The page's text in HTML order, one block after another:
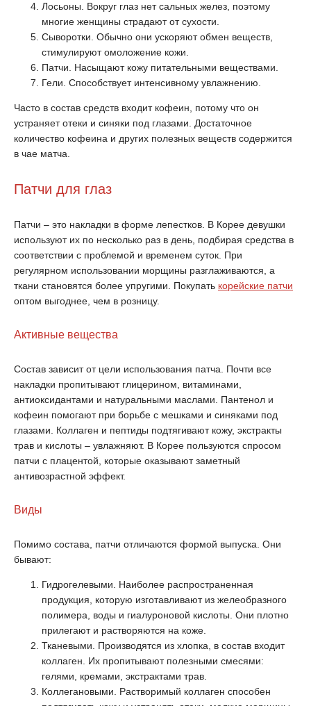
Лосьоны. Вокруг глаз нет сальных желез, поэтому
многие женщины страдают от сухости.
Сыворотки. Обычно они ускоряют обмен веществ,
стимулируют омоложение кожи.
Патчи. Насыщают кожу питательными веществами.
Гели. Способствует интенсивному увлажнению.
Часто в состав средств входит кофеин, потому что он
устраняет отеки и синяки под глазами. Достаточное
количество кофеина и других полезных веществ содержится
в чае матча.
Патчи для глаз
Патчи – это накладки в форме лепестков. В Корее девушки
используют их по несколько раз в день, подбирая средства в
соответствии с проблемой и временем суток. При
регулярном использовании морщины разглаживаются, а
ткани становятся более упругими. Покупать корейские патчи
оптом выгоднее, чем в розницу.
Активные вещества
Состав зависит от цели использования патча. Почти все
накладки пропитывают глицерином, витаминами,
антиоксидантами и натуральными маслами. Пантенол и
кофеин помогают при борьбе с мешками и синяками под
глазами. Коллаген и пептиды подтягивают кожу, экстракты
трав и кислоты – увлажняют. В Корее пользуются спросом
патчи с плацентой, которые оказывают заметный
антивозрастной эффект.
Виды
Помимо состава, патчи отличаются формой выпуска. Они
бывают:
Гидрогелевыми. Наиболее распространенная
продукция, которую изготавливают из желеобразного
полимера, воды и гиалуроновой кислоты. Они плотно
прилегают и растворяются на коже.
Тканевыми. Производятся из хлопка, в состав входит
коллаген. Их пропитывают полезными смесями:
гелями, кремами, экстрактами трав.
Коллегановыми. Растворимый коллаген способен